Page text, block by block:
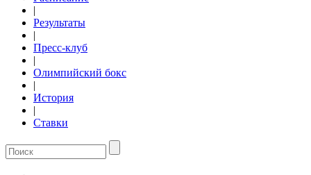
|
Результаты
|
Пресс-клуб
|
Олимпийский бокс
|
История
|
Ставки